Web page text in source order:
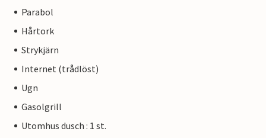
Parabol
Hårtork
Strykjärn
Internet (trådlöst)
Ugn
Gasolgrill
Utomhus dusch : 1 st.